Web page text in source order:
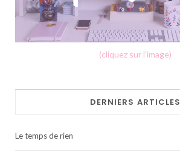
(cliquez sur l'image)
DERNIERS ARTICLES
Le temps de rien